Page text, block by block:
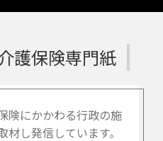
護保険専門紙
険にかかわる行政の施
し発信しています。